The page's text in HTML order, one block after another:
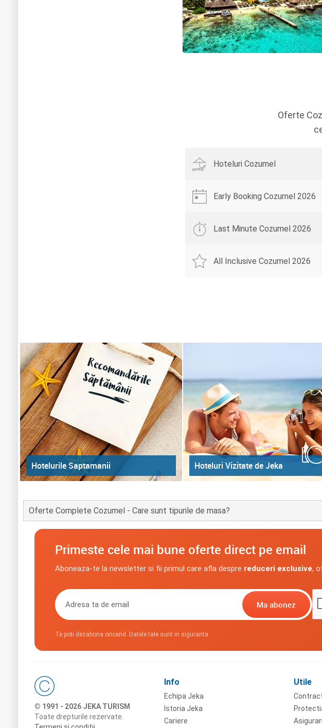
Oferte
Hoteluri Cozumel
Early Booking Cozumel 2026
Last Minute Cozumel 2026
All Inclusive Cozumel 2026
Hotelurile Saptamanii Hoteluri Vizitate de Jeka
Oferte Complete Cozumel - Care sunt tipurile de masa?
Primeste cele mai bune oferte direct pe email
Aboneaza-te la newsletter si fii primul care afla despre reduceri exclusive,
Te poti dezabona oricand. Datele tale sunt in siguranta.
© 1991 - 2026 JEKA TURISM
Toate drepturile rezervate.
Info
Echipa Jeka
Istoria Jeka
Cariere
Utile
Asigurari